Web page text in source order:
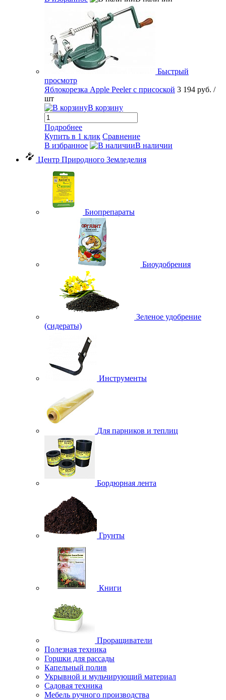
Быстрый
просмотр
Яблокорезка Apple Peeler с присоской 3 194 руб. /
шт
В корзину
Подробнее
Купить в 1 клик Сравнение
В избранное
В наличии
Центр Природного Земледелия
Биопрепараты
Биоудобрения
Зеленое удобрение
(сидераты)
Инструменты
Для парников и теплиц
Бордюрная лента
Грунты
Книги
Проращиватели
Полезная техника
Горшки для рассады
Капельный полив
Укрывной и мульчирующий материал
Садовая техника
Мебель ручного производства